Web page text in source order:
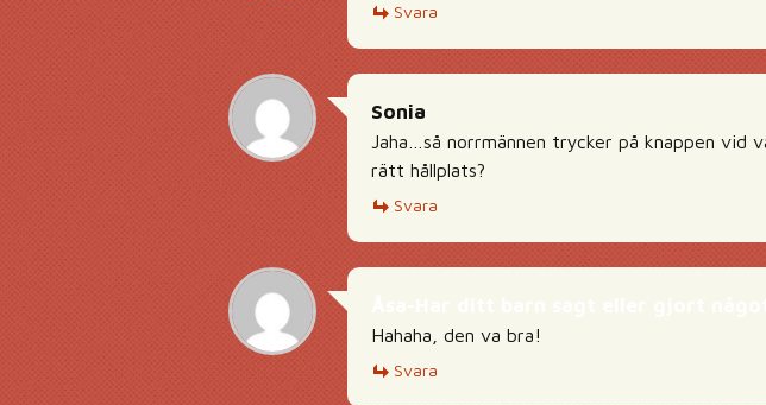
Svara
Sonia
Jaha…så norrmännen trycker på knappen
rätt hållplats?
Svara
Hahaha, den va bra!
Svara